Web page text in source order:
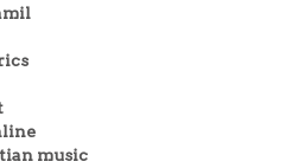
music